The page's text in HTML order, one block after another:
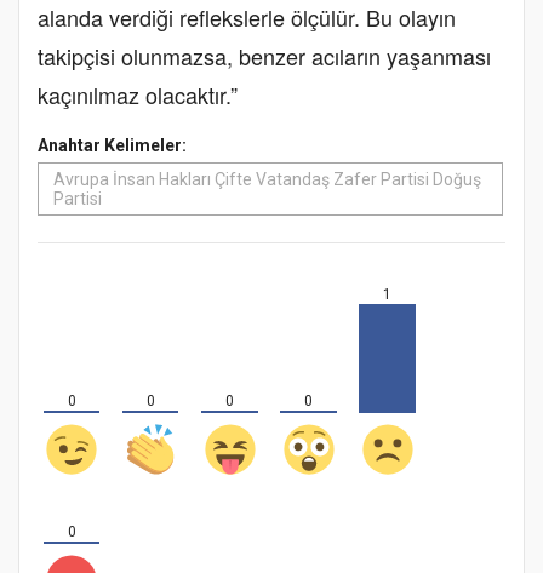
alanda verdiği reflekslerle ölçülür. Bu olayın
takipçisi olunmazsa, benzer acıların yaşanması
kaçınılmaz olacaktır.”
Anahtar Kelimeler:
Avrupa İnsan Hakları Çifte Vatandaş Zafer Partisi Doğuş
Partisi
0 0 0 0
1
0